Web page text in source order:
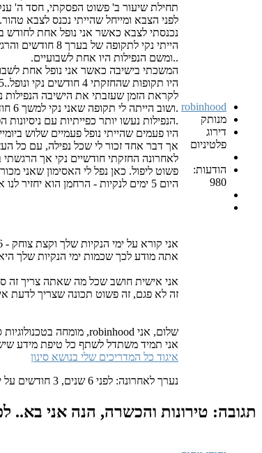
robinhood
מנותק
דירוג
פלטיניום
הודעות:
980
תחילת שיעור ב' פשוט הפסקתי, חסד ה'
לפני הצבא ומייחל שהייתי נכנס לצבא
נכנסתי לצבא כאשר אני נופל אחת לחודש
הייתי נקי לתקופה של בערך 8 חודשים והרגשתי שאני מוכן לצאת לדייטים.
..ומשם הנפילות היו אחת לשבועיים.
המשכתי בישיבה כאשר אני נופל אחת
היו תקופות שהחזקתי 4 חודשים נקי ונופל..5 חודשים ונופל..
לקראת הזמן שעזבתי את הישיבה הנפילות
.ושוב הייתה לי תקופה שאני נקי למשך 6 חודשים בערך ואז שוב נפלתי.
.הנפילות נעשו יותר כפייתיות עם ניסיונות
היו פעמים שהייתי נופל פעמיים שלוש
אך דבר אחד זכור לי שכל נפילה, עם כל
לאחרונה החזקתי חודשיים נקי אך
פשוט ליפול. כאן נפל לי האסימון שאני
היום 5 ימים לנקיות - הרחמן הוא יחזיר לנו את הקדושה והטהרה במהרה בימינו אמן!
אני קורא על ימי הנקיות שלך וקצת צוחק - 6 חודשי נקיות פה, 5 שם, פעם בחודש פה, פעם בחודש שם. ואפילו 8 חודשים. המצב שלך מעולה.
אתה מודע לכך שכמות ימי הנקיות שלך היא נדירה ? רק 15%-30% מגיעים לרמות שלך
זה לא פגם, זה פשוט תכונה שצריך לדעת
שלום, אני robinhood, מומחה בטכנולוגיות סינונים של פורום שמור עיניך.
אני תמיד משתדל לשתף כל טיפת מידע
איגוד כל המדריכים שלי בנושא סינון
נערך לאחרונה: לפני 6 שנים, 3 חודשים על ידי robinhood.
תגובה: טירונות והכשרה, הנה אני בא.. לפני